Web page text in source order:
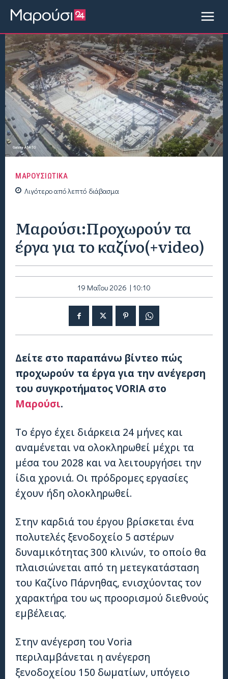
ΜΑΡΟΥΣΙΩΤΙΚΑ
Λιγότερο απόλεπτό διάβασμα
Μαρούσι:Προχωρούν τα
έργα για τo καζίνο(+video)
19 Μαΐου 2026 | 10:10
Δείτε στο παραπάνω βίντεο πώς
προχωρούν τα έργα για την ανέγερση
του συγκροτήματος VORIA στο
Μαρούσι.
Το έργο έχει διάρκεια 24 μήνες και
αναμένεται να ολοκληρωθεί μέχρι τα
μέσα του 2028 και να λειτουργήσει την
ίδια χρονιά. Οι πρόδρομες εργασίες
έχουν ήδη ολοκληρωθεί.
Στην καρδιά του έργου βρίσκεται ένα
πολυτελές ξενοδοχείο 5 αστέρων
δυναμικότητας 300 κλινών, το οποίο θα
πλαισιώνεται από τη μετεγκατάσταση
του Καζίνο Πάρνηθας, ενισχύοντας τον
χαρακτήρα του ως προορισμού διεθνούς
εμβέλειας.
Στην ανέγερση του Voria
περιλαμβάνεται η ανέγερση
ξενοδοχείου 150 δωματίων, υπόγειο